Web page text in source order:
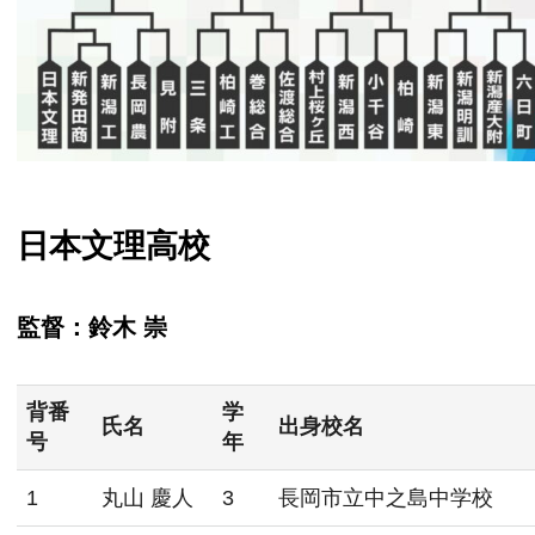
日本文理高校
監督：鈴木 崇
背番
号
氏名
学
年
出身校名
1 丸山 慶人 3 長岡市立中之島中学校